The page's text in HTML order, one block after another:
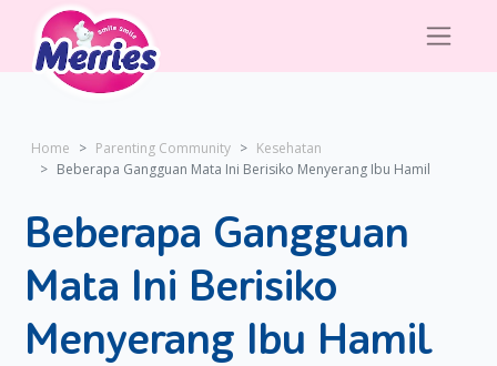
Home Parenting Community
Kesehatan
Beberapa Gangguan Mata Ini Berisiko Menyerang Ibu Hamil
Beberapa Gangguan
Mata Ini Berisiko
Menyerang Ibu Hamil